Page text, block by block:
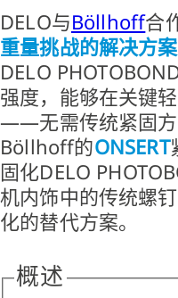
DELO与Böllhoff合
重量挑战的解决方案
DELO
强度，能够在关键
——无需传统紧固方
Böllhoff的ONSERT
固化DELO
机内饰中的传统螺
化的替代方案。
概述